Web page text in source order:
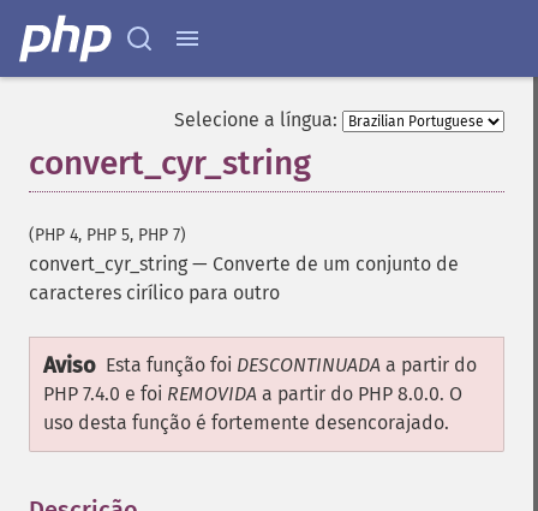
Selecione a língua:
convert_cyr_string
(PHP 4, PHP 5, PHP 7)
convert_cyr_string — Converte de um conjunto de
caracteres cirílico para outro
Aviso Esta função foi DESCONTINUADA a partir do
PHP 7.4.0 e foi REMOVIDA a partir do PHP 8.0.0. O
uso desta função é fortemente desencorajado.